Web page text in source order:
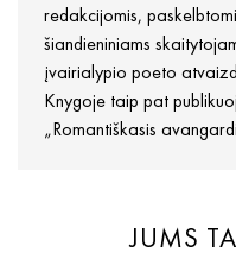
redakcijomis,
šiandieniniams
įvairialypio poeto
Knygoje taip pat
„Romantiškasis
JUMS